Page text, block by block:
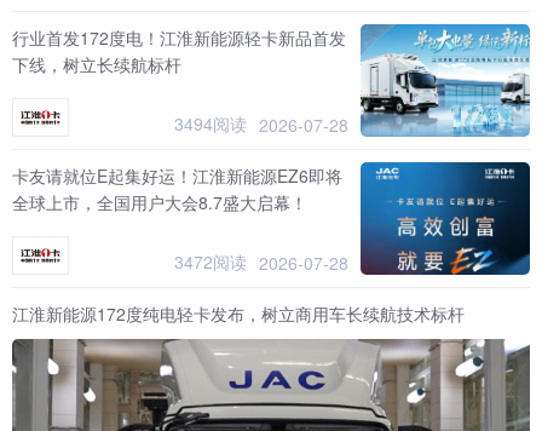
行业首发172度电！江淮新能源轻卡新品首发
下线，树立长续航标杆
3494阅读 2026-07-28
卡友请就位E起集好运！江淮新能源EZ6即将
全球上市，全国用户大会8.7盛大启幕！
3472阅读 2026-07-28
江淮新能源172度纯电轻卡发布，树立商用车长续航技术标杆